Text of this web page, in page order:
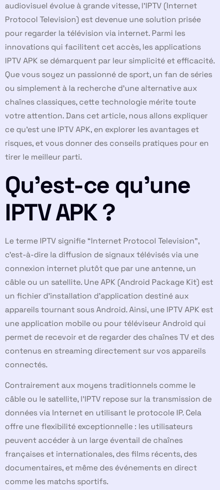
audiovisuel évolue à grande vitesse, l’IPTV (Internet
Protocol Television) est devenue une solution prisée
pour regarder la télévision via internet. Parmi les
innovations qui facilitent cet accès, les applications
IPTV APK se démarquent par leur simplicité et efficacité.
Que vous soyez un passionné de sport, un fan de séries
ou simplement à la recherche d’une alternative aux
chaînes classiques, cette technologie mérite toute
votre attention. Dans cet article, nous allons expliquer
ce qu’est une IPTV APK, en explorer les avantages et
risques, et vous donner des conseils pratiques pour en
tirer le meilleur parti.
Qu’est-ce qu’une
IPTV APK ?
Le terme IPTV signifie “Internet Protocol Television”,
c’est-à-dire la diffusion de signaux télévisés via une
connexion internet plutôt que par une antenne, un
câble ou un satellite. Une APK (Android Package Kit) est
un fichier d’installation d’application destiné aux
appareils tournant sous Android. Ainsi, une IPTV APK est
une application mobile ou pour téléviseur Android qui
permet de recevoir et de regarder des chaînes TV et des
contenus en streaming directement sur vos appareils
connectés.
Contrairement aux moyens traditionnels comme le
câble ou le satellite, l’IPTV repose sur la transmission de
données via Internet en utilisant le protocole IP. Cela
offre une flexibilité exceptionnelle : les utilisateurs
peuvent accéder à un large éventail de chaînes
françaises et internationales, des films récents, des
documentaires, et même des événements en direct
comme les matchs sportifs.